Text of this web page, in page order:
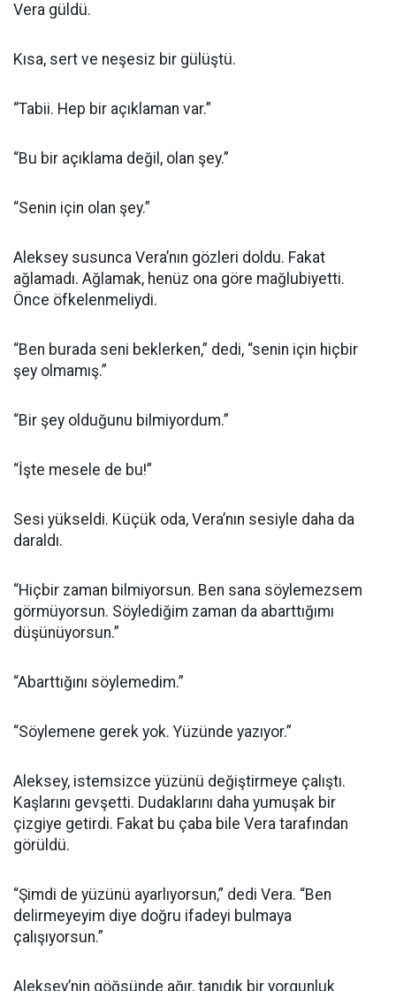
Vera güldü.
Kısa, sert ve neşesiz bir gülüştü.
“Tabii. Hep bir açıklaman var.”
“Bu bir açıklama değil, olan şey.”
“Senin için olan şey.”
Aleksey susunca Vera’nın gözleri doldu. Fakat
ağlamadı. Ağlamak, henüz ona göre mağlubiyetti.
Önce öfkelenmeliydi.
“Ben burada seni beklerken,” dedi, “senin için hiçbir
şey olmamış.”
“Bir şey olduğunu bilmiyordum.”
“İşte mesele de bu!”
Sesi yükseldi. Küçük oda, Vera’nın sesiyle daha da
daraldı.
“Hiçbir zaman bilmiyorsun. Ben sana söylemezsem
görmüyorsun. Söylediğim zaman da abarttığımı
düşünüyorsun.”
“Abarttığını söylemedim.”
“Söylemene gerek yok. Yüzünde yazıyor.”
Aleksey, istemsizce yüzünü değiştirmeye çalıştı.
Kaşlarını gevşetti. Dudaklarını daha yumuşak bir
çizgiye getirdi. Fakat bu çaba bile Vera tarafından
görüldü.
“Şimdi de yüzünü ayarlıyorsun,” dedi Vera. “Ben
delirmeyeyim diye doğru ifadeyi bulmaya
çalışıyorsun.”
Aleksey’nin göğsünde ağır, tanıdık bir yorgunluk